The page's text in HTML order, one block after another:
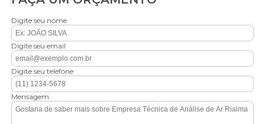
Digite seu nome
Digite seu email
Digite seu telefone
Mensagem